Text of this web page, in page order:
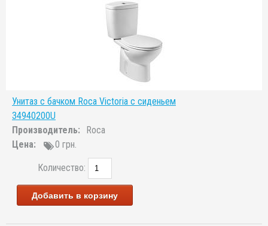
Унитаз с бачком Roca Victoria с сиденьем
34940200U
Производитель:
Roca
Цена:
0 грн.
Количество:
Добавить в корзину